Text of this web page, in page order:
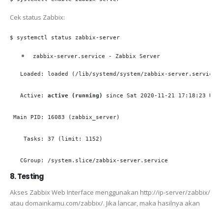
Cek status Zabbix:
$ systemctl status zabbix-server
zabbix-server.service - Zabbix Server
Loaded: loaded (/lib/systemd/system/zabbix-
Active: active (running) since Sat 2020-11-21 17:18:23
Main PID: 16083 (zabbix_server)
Tasks: 37 (limit: 1152)
CGroup: /system.slice/zabbix-server.service
8. Testing
Akses Zabbix Web Interface menggunakan http://ip-server/zabbix/
atau domainkamu.com/zabbix/. Jika lancar, maka hasilnya akan